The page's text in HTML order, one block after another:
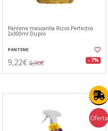
Pantene mascarilla Rizos Perfectos
2x300ml Duplo
PANTENE
9,22€ 9,90€ - 7%
Oferta